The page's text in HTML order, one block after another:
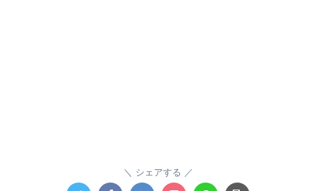
シェアする